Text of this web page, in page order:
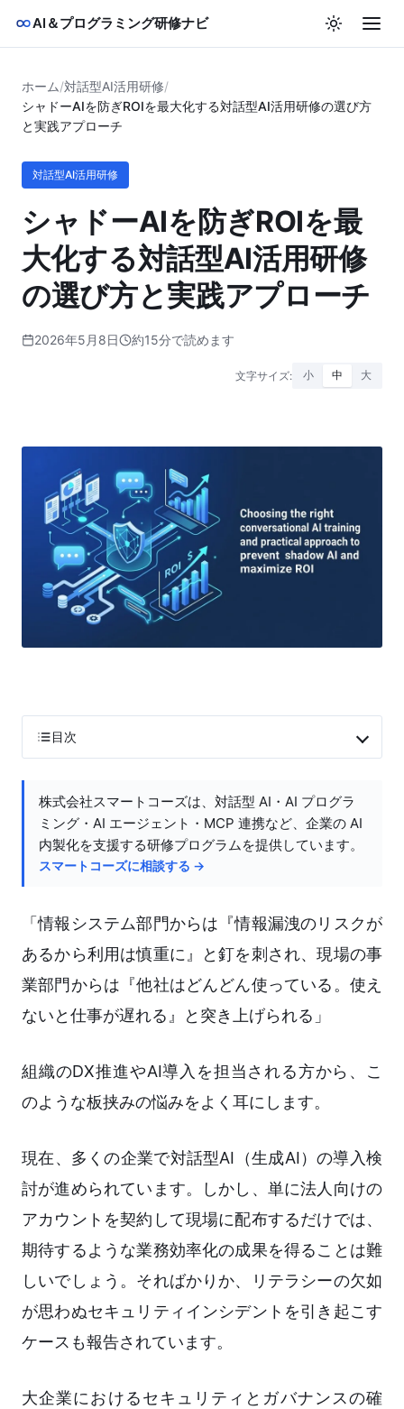
AI＆プログラミング研修ナビ
ホーム/対話型AI活用研修/
シャドーAIを防ぎROIを最大化する対話型AI活用研修の選び方
と実践アプローチ
対話型AI活用研修
シャドーAIを防ぎROIを最
大化する対話型AI活用研修
の選び方と実践アプローチ
2026年5月8日 約15分で読めます
文字サイズ: 小 中 大
目次
株式会社スマートコーズは、対話型 AI・AI プログラ
ミング・AI エージェント・MCP 連携など、企業の AI
内製化を支援する研修プログラムを提供しています。
スマートコーズに相談する →
「情報システム部門からは『情報漏洩のリスクが
あるから利用は慎重に』と釘を刺され、現場の事
業部門からは『他社はどんどん使っている。使え
ないと仕事が遅れる』と突き上げられる」
組織のDX推進やAI導入を担当される方から、こ
のような板挟みの悩みをよく耳にします。
現在、多くの企業で対話型AI（生成AI）の導入検
討が進められています。しかし、単に法人向けの
アカウントを契約して現場に配布するだけでは、
期待するような業務効率化の成果を得ることは難
しいでしょう。そればかりか、リテラシーの欠如
が思わぬセキュリティインシデントを引き起こす
ケースも報告されています。
大企業におけるセキュリティとガバナンスの確